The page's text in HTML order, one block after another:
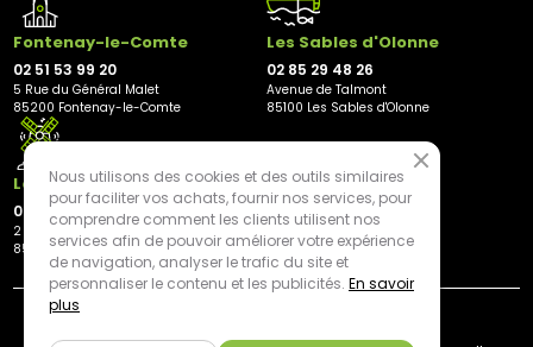
Fontenay-le-Comte
02 51 53 99 20
5 Rue du Général Malet
85200 Fontenay-le-Comte
Les Sables d'Olonne
02 85 29 48 26
Avenue de Talmont
85100 Les Sables d'Olonne
Les Herbiers
02 21 81 23 11
2 rue des Peupliers
85500 Les Herbiers
Nous utilisons des cookies et des outils similaires
pour faciliter vos achats, fournir nos services, pour
comprendre comment les clients utilisent nos
services afin de pouvoir améliorer votre expérience
de navigation, analyser le trafic du site et
personnaliser le contenu et les publicités. En savoir
plus